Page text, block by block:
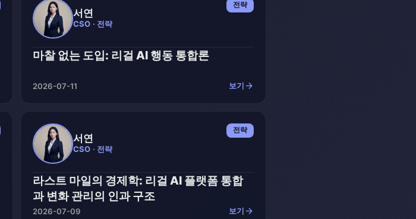
서연
CSO · 전략
전략
마찰 없는 도입: 리걸 AI 행동 통합론
2026-07-11 보기 arrow_forward
서연
CSO · 전략
전략
라스트 마일의 경제학: 리걸 AI 플랫폼 통합
과 변화 관리의 인과 구조
2026-07-09 보기 arrow_forward